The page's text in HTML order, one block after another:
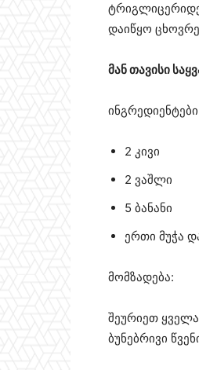
დაიწყო
მან თავისი
2 კივი
2 ვაშლი
5 ბანანი
ერთი მუჭა
მომზადება:
შეურიეთ
ბუნებრივი